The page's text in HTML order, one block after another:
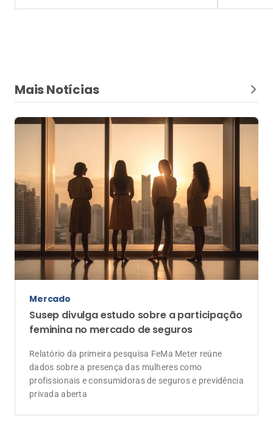
Mais Notícias
Mercado
Susep divulga estudo sobre a participação
feminina no mercado de seguros
Relatório da primeira pesquisa FeMa Meter reúne
dados sobre a presença das mulheres como
profissionais e consumidoras de seguros e previdência
privada aberta